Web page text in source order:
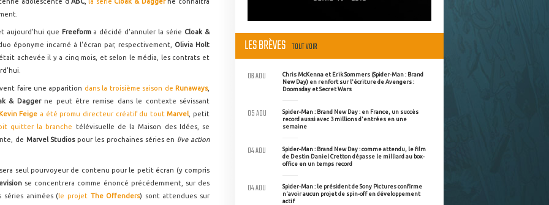
aujourd'hui que Freeform a décidé d'annuler la série Cloak &
éponyme incarné à l'écran par, respectivement, Olivia Holt
achevée il y a cinq mois, et selon le média, les contrats et
faire une apparition dans la troisième saison deRunaways,
& Daggerne peut être remise dans le contexte sévissant
Feige a été promu directeur créatif du toutMarvel , petit
quitter la branche télévisuelle de la Maison des Idées, se
de Marvel Studiospour les prochaines séries en live action
sera seul pourvoyeur de contenu pour le petit écran (y compris
se concentrera comme énoncé précédemment, sur des
séries animées (le projet The Offenders) sont attendues sur
LES BRÈVES TOUT VOIR
Chris McKenna et Erik Sommers (Spider-Man : Brand
New Day) en renfort sur l'écriture de Avengers :
Doomsday et Secret Wars
06 AOU
Spider-Man : Brand New Day : en France, un succès
record aussi avec 3 millions d'entrées en une
semaine
05 AOU
Spider-Man : Brand New Day : comme attendu, le film
de Destin Daniel Cretton dépasse le milliard au box-
office en un temps record
04 AOU
Spider-Man : le président de Sony Pictures confirme
n'avoir aucun projet de spin-off en développement
actif
04 AOU